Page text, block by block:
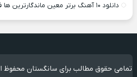
دانلود ۱۰ آهنگ برتر معین ماندگارترین ها فول آلبوم
تمامی حقوق مطالب برای سانگستان محفوظ